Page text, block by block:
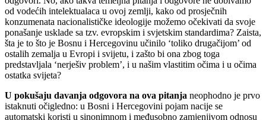
od vodećih intelektualaca u ovoj zemlji, kako od prosječnih
konzumenata nacionalističke ideologije možemo očekivati da svoje
ponašanje usklade sa tzv. evropskim i svjetskim standardima? Zaista,
šta je to što je Bosnu i Hercegovinu učinilo ‘toliko drugačijom’ od
ostalih zemalja u Evropi i svijetu, i zašto bi ona zbog toga
predstavljala ‘nerješiv problem’, i u našim vlastitim očima i u očima
ostatka svijeta?
U pokušaju davanja odgovora na ova pitanja neophodno je prvo
istaknuti očigledno: u Bosni i Hercegovini pojam nacije se
automatski koristi u sinonimnom i međusobno zamjenjivom odnosu